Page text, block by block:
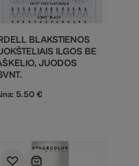
BLAKSTIENOS
ILGOS BE
JUODOS
5.50 €